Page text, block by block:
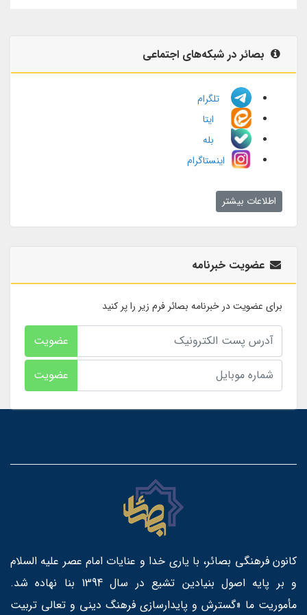
بصائر در شبکه‌های اجتماعی
تلگرام
ایتا
بله
اینستاگرام
اطلاعات بیشتر
عضویت خبرنامه
برای عضویت در خبرنامه بصائر فرم زیر را پر کنید
عضویت
عضویت
کانون فرهنگی بصائر، با یاری خدا و عنایات امام عصر علیه السلام
و بر پایه اصول بنیادین تشیع در سال 1394 بنا نهاده شد.
مأموریت ما «گسترش و پایدارسازی فرهنگ دینی و تعالی تربیت